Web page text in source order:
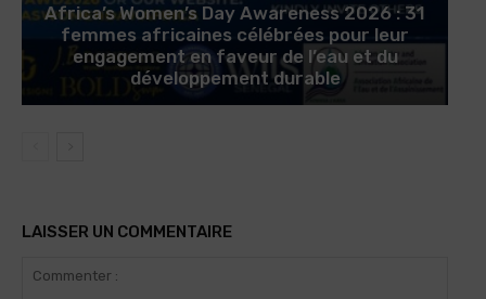
Africa’s Women’s Day Awareness 2026 : 31
femmes africaines célébrées pour leur
engagement en faveur de l’eau et du
développement durable
LAISSER UN COMMENTAIRE